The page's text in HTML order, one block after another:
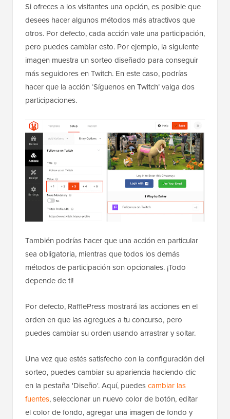
Si ofreces a los visitantes una opción, es posible que
desees hacer algunos métodos más atractivos que
otros. Por defecto, cada acción vale una participación,
pero puedes cambiar esto. Por ejemplo, la siguiente
imagen muestra un sorteo diseñado para conseguir
más seguidores en Twitch. En este caso, podrías
hacer que la acción ‘Síguenos en Twitch’ valga dos
participaciones.
También podrías hacer que una acción en particular
sea obligatoria, mientras que todos los demás
métodos de participación son opcionales. ¡Todo
depende de ti!
Por defecto, RafflePress mostrará las acciones en el
orden en que las agregues a tu concurso, pero
puedes cambiar su orden usando arrastrar y soltar.
Una vez que estés satisfecho con la configuración del
sorteo, puedes cambiar su apariencia haciendo clic
en la pestaña 'Diseño'. Aquí, puedescambiar las
fuentes, seleccionar un nuevo color de botón, editar
el color de fondo, agregar una imagen de fondo y